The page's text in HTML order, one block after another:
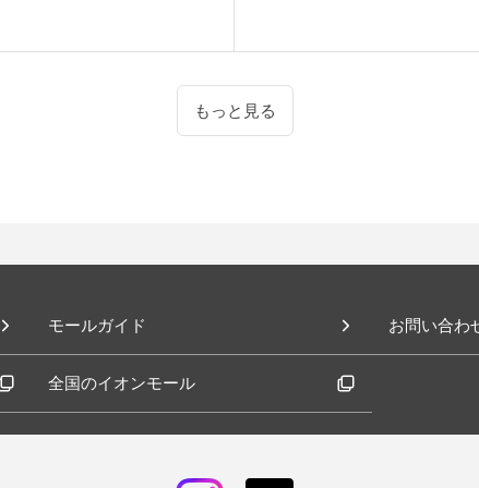
もっと見る
モールガイド お問い合わ
全国のイオンモール